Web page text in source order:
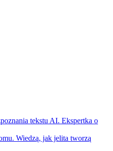
tekstu AI. Ekspertka o
Wiedzą, jak jelita tworzą